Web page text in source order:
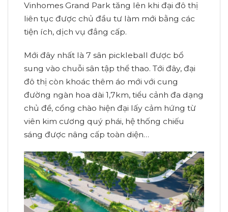
Vinhomes Grand Park tăng lên khi đại đô thị
liên tục được chủ đầu tư làm mới bằng các
tiện ích, dịch vụ đẳng cấp.
Mới đây nhất là 7 sân pickleball được bổ
sung vào chuỗi sân tập thể thao. Tới đây, đại
đô thị còn khoác thêm áo mới với cung
đường ngàn hoa dài 1,7km, tiểu cảnh đa dạng
chủ đề, cổng chào hiện đại lấy cảm hứng từ
viên kim cương quý phái, hệ thống chiếu
sáng được nâng cấp toàn diện…